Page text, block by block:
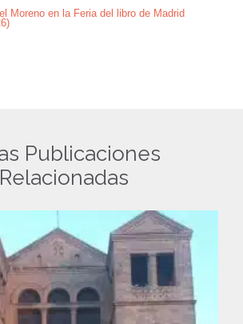
Moreno en la Feria del libro de Madrid
Publicaciones
Relacionadas